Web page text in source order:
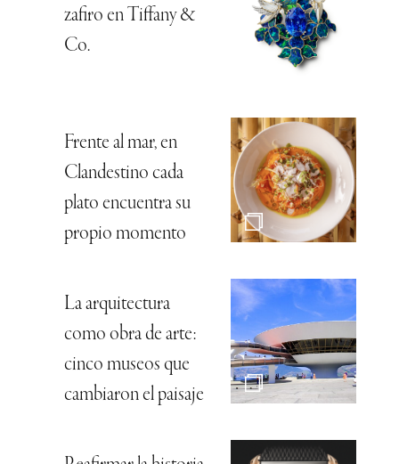
zafiro en Tiffany &
Co.
Frente al mar, en
Clandestino cada
plato encuentra su
propio momento
La arquitectura
como obra de arte:
cinco museos que
cambiaron el paisaje